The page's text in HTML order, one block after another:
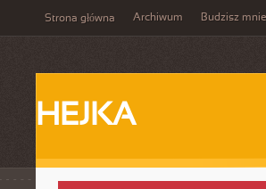
Strona główna Archiwum Budzisz mnie
HEJKA